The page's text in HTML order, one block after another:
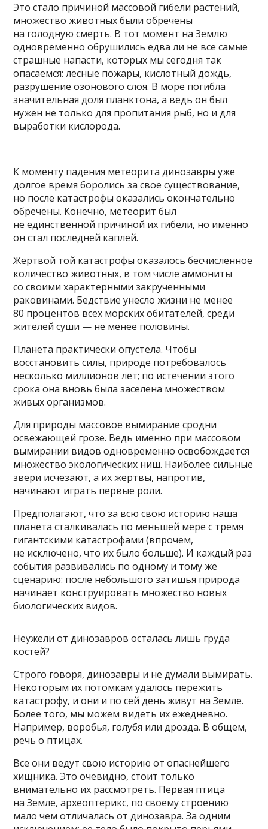
Это стало причиной массовой гибели растений,
множество животных были обречены
на голодную смерть. В тот момент на Землю
одновременно обрушились едва ли не все самые
страшные напасти, которых мы сегодня так
опасаемся: лесные пожары, кислотный дождь,
разрушение озонового слоя. В море погибла
значительная доля планктона, а ведь он был
нужен не только для пропитания рыб, но и для
выработки кислорода.
К моменту падения метеорита динозавры уже
долгое время боролись за свое существование,
но после катастрофы оказались окончательно
обречены. Конечно, метеорит был
не единственной причиной их гибели, но именно
он стал последней каплей.
Жертвой той катастрофы оказалось бесчисленное
количество животных, в том числе аммониты
со своими характерными закрученными
раковинами. Бедствие унесло жизни не менее
80 процентов всех морских обитателей, среди
жителей суши — не менее половины.
Планета практически опустела. Чтобы
восстановить силы, природе потребовалось
несколько миллионов лет; по истечении этого
срока она вновь была заселена множеством
живых организмов.
Для природы массовое вымирание сродни
освежающей грозе. Ведь именно при массовом
вымирании видов одновременно освобождается
множество экологических ниш. Наиболее сильные
звери исчезают, а их жертвы, напротив,
начинают играть первые роли.
Предполагают, что за всю свою историю наша
планета сталкивалась по меньшей мере с тремя
гигантскими катастрофами (впрочем,
не исключено, что их было больше). И каждый раз
события развивались по одному и тому же
сценарию: после небольшого затишья природа
начинает конструировать множество новых
биологических видов.
Неужели от динозавров осталась лишь груда
костей?
Строго говоря, динозавры и не думали вымирать.
Некоторым их потомкам удалось пережить
катастрофу, и они и по сей день живут на Земле.
Более того, мы можем видеть их ежедневно.
Например, воробья, голубя или дрозда. В общем,
речь о птицах.
Все они ведут свою историю от опаснейшего
хищника. Это очевидно, стоит только
внимательно их рассмотреть. Первая птица
на Земле, археоптерикс, по своему строению
мало чем отличалась от динозавра. За одним